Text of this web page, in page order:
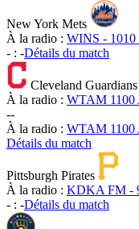
New York Mets
À la radio : WINS -
- : -Détails du match
Cleveland Guardians
À la radio : WTAM 1100
--
À la radio : WTAM 1100
Détails du match
Pittsburgh Pirates
À la radio : KDKA FM -
- : -Détails du match